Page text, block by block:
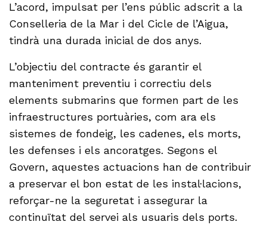
L’acord, impulsat per l’ens públic adscrit a la
Conselleria de la Mar i del Cicle de l’Aigua,
tindrà una durada inicial de dos anys.
L’objectiu del contracte és garantir el
manteniment preventiu i correctiu dels
elements submarins que formen part de les
infraestructures portuàries, com ara els
sistemes de fondeig, les cadenes, els morts,
les defenses i els ancoratges. Segons el
Govern, aquestes actuacions han de contribuir
a preservar el bon estat de les instal·lacions,
reforçar-ne la seguretat i assegurar la
continuïtat del servei als usuaris dels ports.